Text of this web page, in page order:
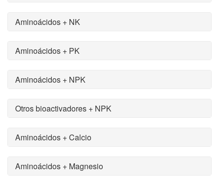
Aminoácidos + NK
Aminoácidos + PK
Aminoácidos + NPK
Otros bioactivadores + NPK
Aminoácidos + Calcio
Aminoácidos + Magnesio